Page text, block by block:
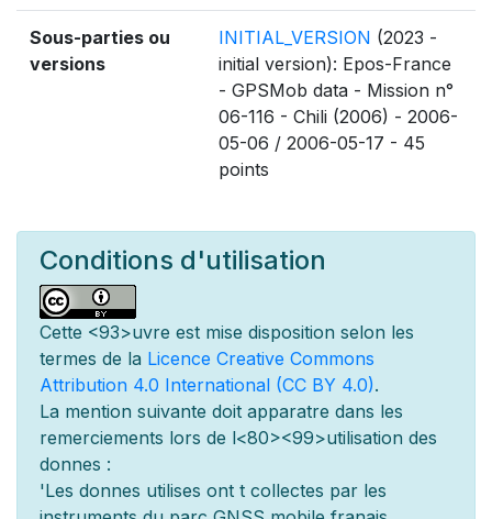
Sous-parties ou
versions
INITIAL_VERSION (2023 -
initial version): Epos-France
- GPSMob data - Mission n°
06-116 - Chili (2006) - 2006-
05-06 / 2006-05-17 - 45
points
Conditions d'utilisation
Cette <93>uvre est mise disposition selon les
termes de la Licence Creative Commons
Attribution 4.0 International (CC BY 4.0).
La mention suivante doit apparatre dans les
remerciements lors de l<80><99>utilisation des
donnes :
'Les donnes utilises ont t collectes par les